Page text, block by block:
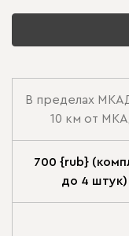
В пределах
10 км от
700 {rub}
до 4 штук)